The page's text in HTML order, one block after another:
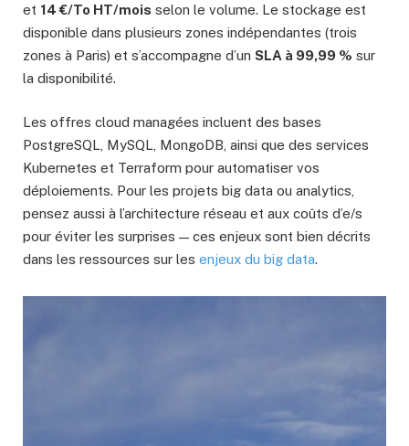
et 14 €/To HT/mois selon le volume. Le stockage est
disponible dans plusieurs zones indépendantes (trois
zones à Paris) et s’accompagne d’un SLA à 99,99 % sur
la disponibilité.
Les offres cloud managées incluent des bases
PostgreSQL, MySQL, MongoDB, ainsi que des services
Kubernetes et Terraform pour automatiser vos
déploiements. Pour les projets big data ou analytics,
pensez aussi à l’architecture réseau et aux coûts d’e/s
pour éviter les surprises — ces enjeux sont bien décrits
dans les ressources sur les enjeux du big data.